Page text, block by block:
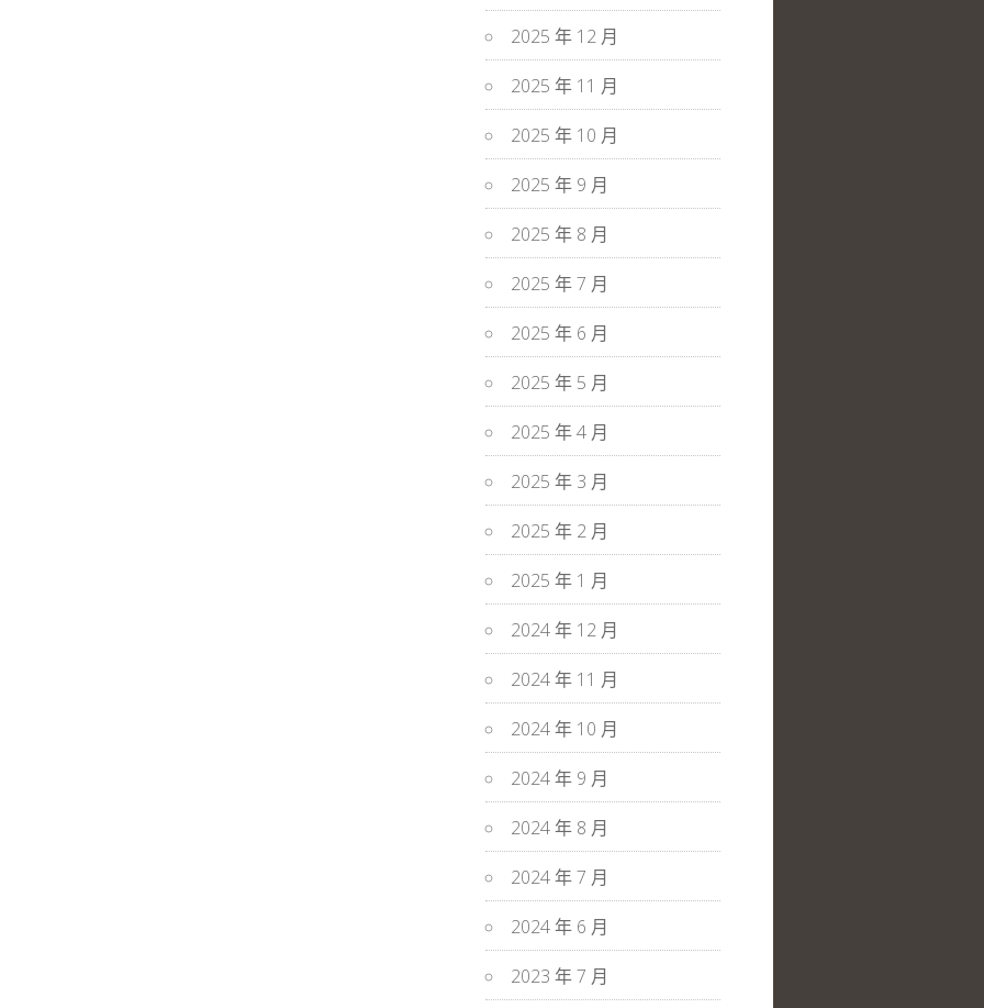
2025 年 12 月
2025 年 11 月
2025 年 10 月
2025 年 9 月
2025 年 8 月
2025 年 7 月
2025 年 6 月
2025 年 5 月
2025 年 4 月
2025 年 3 月
2025 年 2 月
2025 年 1 月
2024 年 12 月
2024 年 11 月
2024 年 10 月
2024 年 9 月
2024 年 8 月
2024 年 7 月
2024 年 6 月
2023 年 7 月